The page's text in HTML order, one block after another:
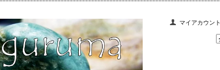
マイアカウント